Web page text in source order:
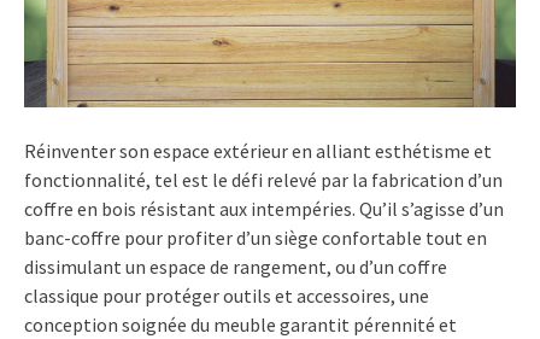
Réinventer son espace extérieur en alliant esthétisme et
fonctionnalité, tel est le défi relevé par la fabrication d’un
coffre en bois résistant aux intempéries. Qu’il s’agisse d’un
banc-coffre pour profiter d’un siège confortable tout en
dissimulant un espace de rangement, ou d’un coffre
classique pour protéger outils et accessoires, une
conception soignée du meuble garantit pérennité et